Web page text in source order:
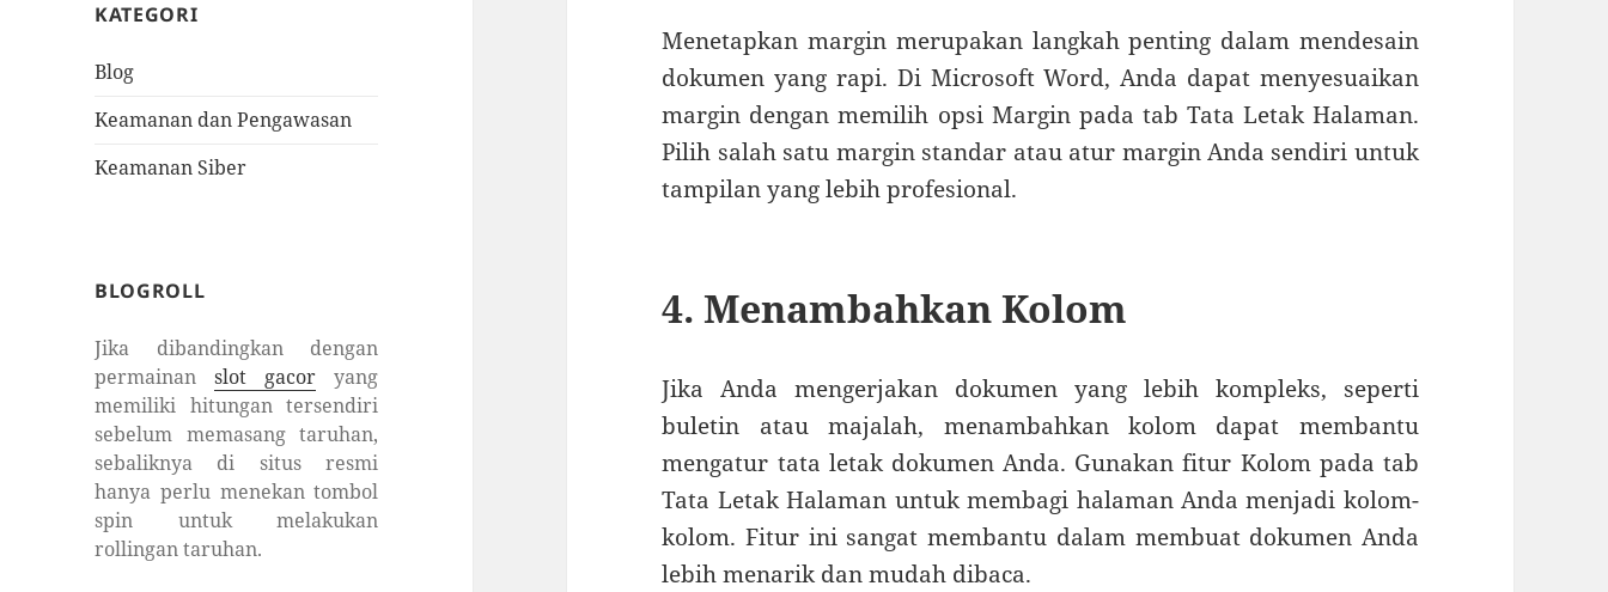
KATEGORI
Blog
Keamanan dan Pengawasan
Keamanan Siber
BLOGROLL
Jika dibandingkan dengan
permainanslot gacor yang
memiliki hitungan tersendiri
sebelum memasang taruhan,
sebaliknya di situs resmi
hanya perlu menekan tombol
spin untuk melakukan
rollingan taruhan.
Menetapkan margin merupakan langkah penting dalam mendesain
dokumen yang rapi. Di Microsoft Word, Anda dapat menyesuaikan
margin dengan memilih opsi Margin pada tab Tata Letak Halaman.
Pilih salah satu margin standar atau atur margin Anda sendiri untuk
tampilan yang lebih profesional.
4. Menambahkan Kolom
Jika Anda mengerjakan dokumen yang lebih kompleks, seperti
buletin atau majalah, menambahkan kolom dapat membantu
mengatur tata letak dokumen Anda. Gunakan fitur Kolom pada tab
Tata Letak Halaman untuk membagi halaman Anda menjadi kolom-
kolom. Fitur ini sangat membantu dalam membuat dokumen Anda
lebih menarik dan mudah dibaca.